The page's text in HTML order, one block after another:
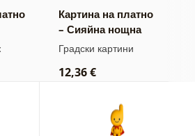
Картина на платно
– Сияйна нощна
лампа
Градски картини
12,36 €